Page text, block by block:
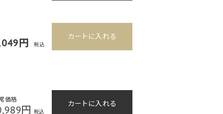
円 税込
カートに入れる
価格
円 税込
カートに入れる